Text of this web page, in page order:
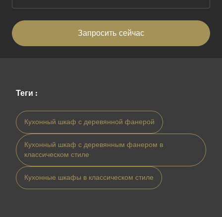
Запросить сейчас
Теги :
Кухонный шкаф с деревянной фанерой
Кухонный шкаф с деревянным фанером в
классическом стиле
Кухонные шкафы в классическом стиле